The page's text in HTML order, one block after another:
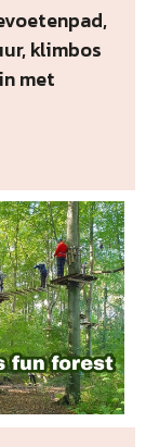
klimbos
met